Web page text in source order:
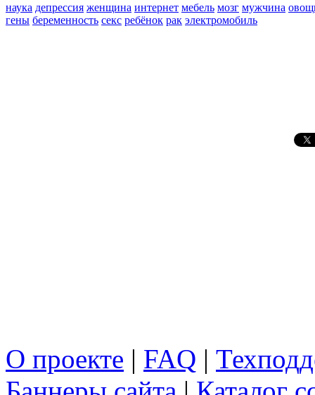
наука депрессия женщина интернет мебель мозг мужчина
гены беременность секс ребёнок рак электромобиль
О проекте | FAQ |